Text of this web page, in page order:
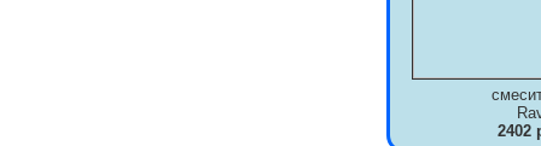
2402